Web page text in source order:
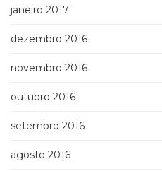
janeiro 2017
dezembro 2016
novembro 2016
outubro 2016
setembro 2016
agosto 2016